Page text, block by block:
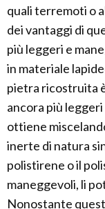
quali terremoti o
dei vantaggi di
più leggeri e
in materiale
pietra ricostruita
ancora più
ottiene
inerte di natura
polistirene o il
maneggevoli, li
Nonostante